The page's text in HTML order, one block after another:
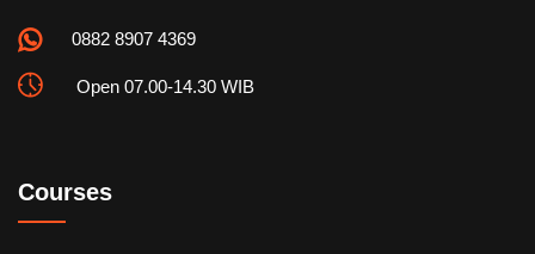
0882 8907 4369
Open 07.00-14.30 WIB
Courses